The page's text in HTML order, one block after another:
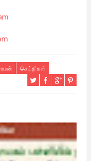
செய்திகள்